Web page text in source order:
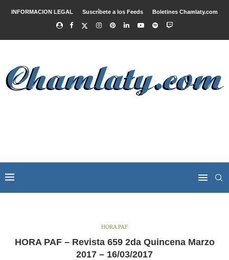
INFORMACION LEGAL Suscríbete a los Feeds Boletines Chamlaty.com
HORA PAF
HORA PAF – Revista 659 2da Quincena Marzo
2017 – 16/03/2017